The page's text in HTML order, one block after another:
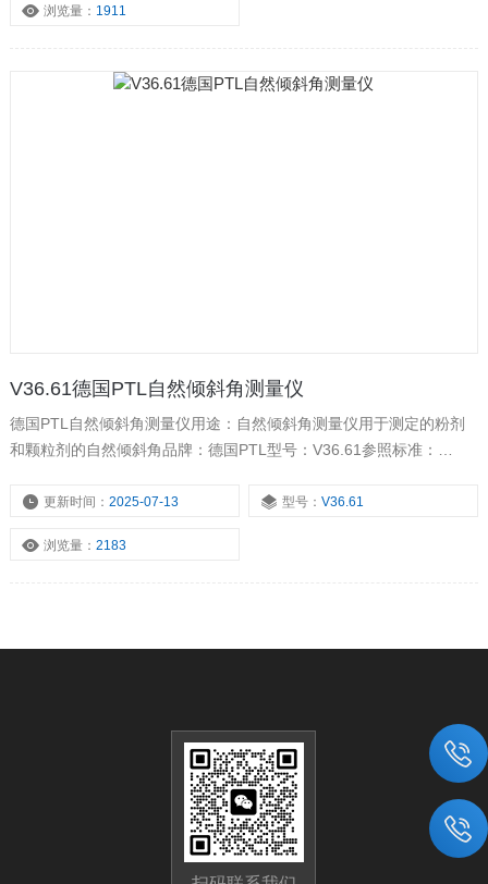
浏览量： 1911
V36.61德国PTL自然倾斜角测量仪
德国PTL自然倾斜角测量仪用途：自然倾斜角测量仪用于测定的粉剂
和颗粒剂的自然倾斜角品牌：德国PTL型号：V36.61参照标准：
更新时间： 2025-07-13 型号：V36.61
浏览量： 2183